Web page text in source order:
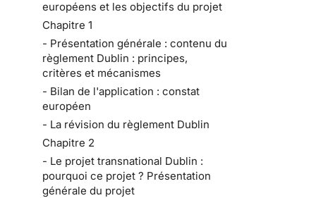
européens et les objectifs du projet
Chapitre 1
- Présentation générale : contenu du
règlement Dublin : principes,
critères et mécanismes
- Bilan de l'application : constat
européen
- La révision du règlement Dublin
Chapitre 2
- Le projet transnational Dublin :
pourquoi ce projet ? Présentation
générale du projet